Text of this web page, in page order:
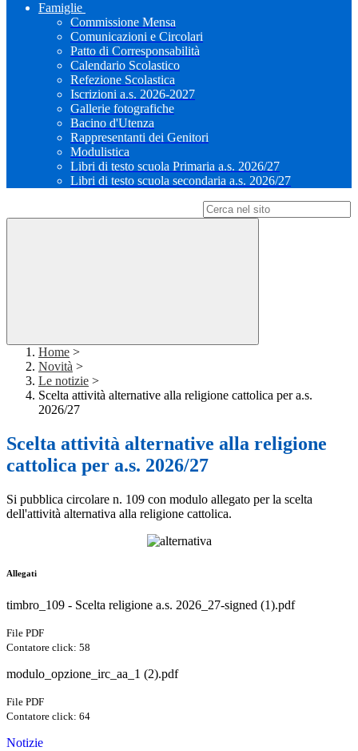
Famiglie
Commissione Mensa
Comunicazioni e Circolari
Patto di Corresponsabilità
Calendario Scolastico
Refezione Scolastica
Iscrizioni a.s. 2026-2027
Gallerie fotografiche
Bacino d'Utenza
Rappresentanti dei Genitori
Modulistica
Libri di testo scuola Primaria a.s. 2026/27
Libri di testo scuola secondaria a.s. 2026/27
Home >
Novità >
Le notizie >
Scelta attività alternative alla religione cattolica per a.s.
2026/27
Scelta attività alternative alla religione
cattolica per a.s. 2026/27
Si pubblica circolare n. 109 con modulo allegato per la scelta
dell'attività alternativa alla religione cattolica.
Allegati
timbro_109 - Scelta religione a.s. 2026_27-signed (1).pdf
File PDF
Contatore click: 58
modulo_opzione_irc_aa_1 (2).pdf
File PDF
Contatore click: 64
Notizie